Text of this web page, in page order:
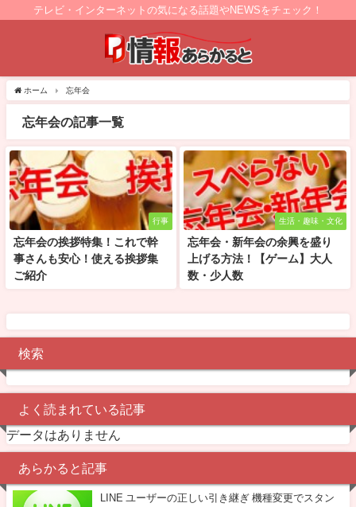
テレビ・インターネットの気になる話題やNEWSをチェック！
ホーム 忘年会
忘年会の記事一覧
行事
忘年会の挨拶特集！これで幹
事さんも安心！使える挨拶集
ご紹介
生活・趣味・文化
忘年会・新年会の余興を盛り
上げる方法！【ゲーム】大人
数・少人数
検索
よく読まれている記事
データはありません
あらかると記事
LINE ユーザーの正しい引き継ぎ 機種変更でスタン